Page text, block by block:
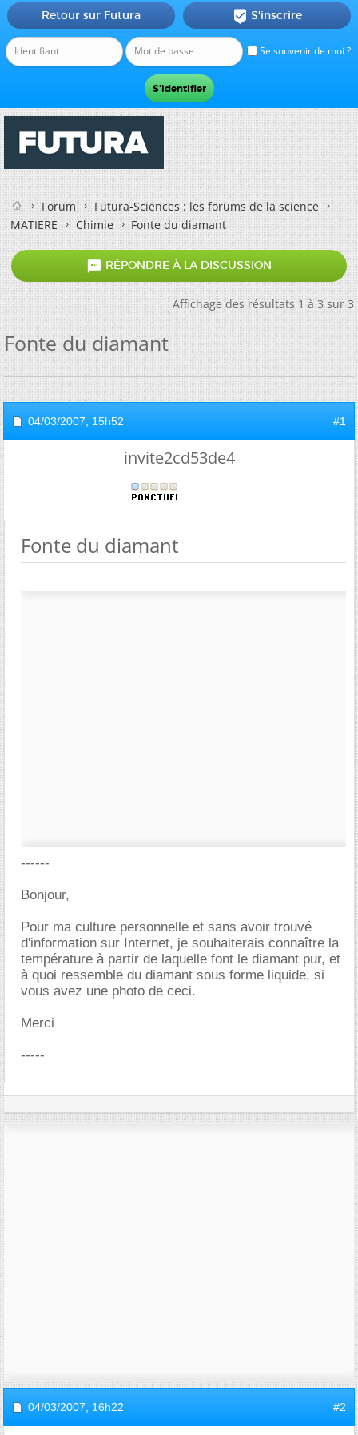
Se souvenir de moi ?
Retour sur Futura  S'inscrire
Forum
Futura-Sciences : les forums de la science
MATIERE
Chimie Fonte du diamant
 RÉPONDRE À LA DISCUSSION
Affichage des résultats 1 à 3 sur 3
Fonte du diamant
04/03/2007, 15h52 #1
invite2cd53de4
Fonte du diamant
------
Bonjour,
Pour ma culture personnelle et sans avoir trouvé
d'information sur Internet, je souhaiterais connaître la
température à partir de laquelle font le diamant pur, et
à quoi ressemble du diamant sous forme liquide, si
vous avez une photo de ceci.
Merci
-----
04/03/2007, 16h22 #2